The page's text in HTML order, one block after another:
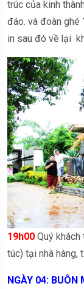
trúc của kinh
đáo. và đoàn ghé
in sau đó về lại
19h00 Quý
túc) tại nhà hàng,
NGÀY 04: BUÔN